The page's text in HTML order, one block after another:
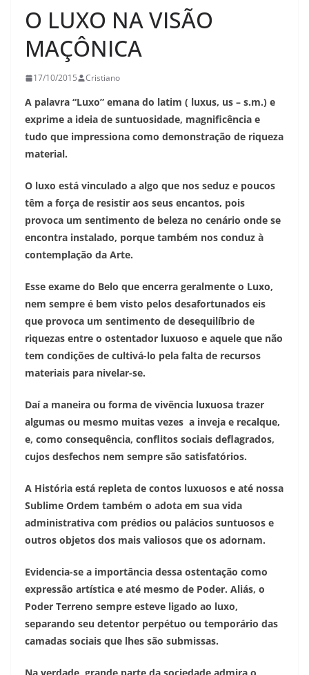
O LUXO NA VISÃO
MAÇÔNICA
17/10/2015 Cristiano
A palavra “Luxo” emana do latim ( luxus, us – s.m.) e
exprime a ideia de suntuosidade, magnificência e
tudo que impressiona como demonstração de riqueza
material.
O luxo está vinculado a algo que nos seduz e poucos
têm a força de resistir aos seus encantos, pois
provoca um sentimento de beleza no cenário onde se
encontra instalado, porque também nos conduz à
contemplação da Arte.
Esse exame do Belo que encerra geralmente o Luxo,
nem sempre é bem visto pelos desafortunados eis
que provoca um sentimento de desequilíbrio de
riquezas entre o ostentador luxuoso e aquele que não
tem condições de cultivá-lo pela falta de recursos
materiais para nivelar-se.
Daí a maneira ou forma de vivência luxuosa trazer
algumas ou mesmo muitas vezes a inveja e recalque,
e, como consequência, conflitos sociais deflagrados,
cujos desfechos nem sempre são satisfatórios.
A História está repleta de contos luxuosos e até nossa
Sublime Ordem também o adota em sua vida
administrativa com prédios ou palácios suntuosos e
outros objetos dos mais valiosos que os adornam.
Evidencia-se a importância dessa ostentação como
expressão artística e até mesmo de Poder. Aliás, o
Poder Terreno sempre esteve ligado ao luxo,
separando seu detentor perpétuo ou temporário das
camadas sociais que lhes são submissas.